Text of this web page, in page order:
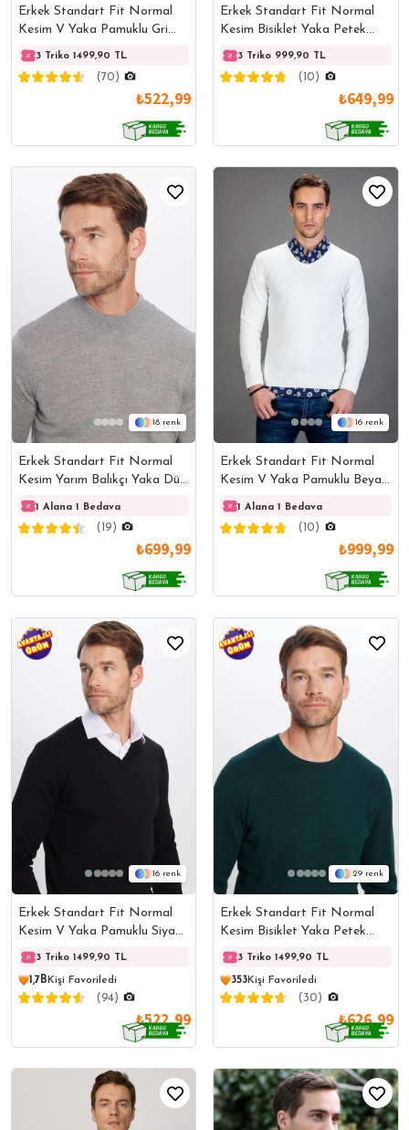
Erkek Standart Fit Normal
Kesim V Yaka Pamuklu Gri
Triko Kazak
3 Triko 1499,90 TL 3 Triko 1499,90 TL
(70)
₺522,99
Erkek Standart Fit Normal
Kesim Bisiklet Yaka Petek
Desenli Bordo Triko Kazak
3 Triko 999,90 TL
(10)
₺649,99
18
Erkek Standart Fit Normal
Kesim Yarım Balıkçı Yaka Düz
Gri Triko Kazak
1 Alana 1 Bedava 1 Alana 1 Bedava
(19)
₺699,99
16
Erkek Standart Fit Normal
Kesim V Yaka Pamuklu Beyaz
Triko Kazak
1 Alana 1 Bedava
(10)
₺999,99
16
Erkek Standart Fit Normal
Kesim V Yaka Pamuklu Siyah
Triko Kazak
3 Triko 1499,90 TL 3 Triko 1499,90 TL
1,7B Kişi Favoriledi
(94)
₺522,99
29
Erkek Standart Fit Normal
Kesim Bisiklet Yaka Petek
Desenli Yeşil Triko Kazak
3 Triko 1499,90 TL
353Kişi Favoriledi
(30)
₺626,99